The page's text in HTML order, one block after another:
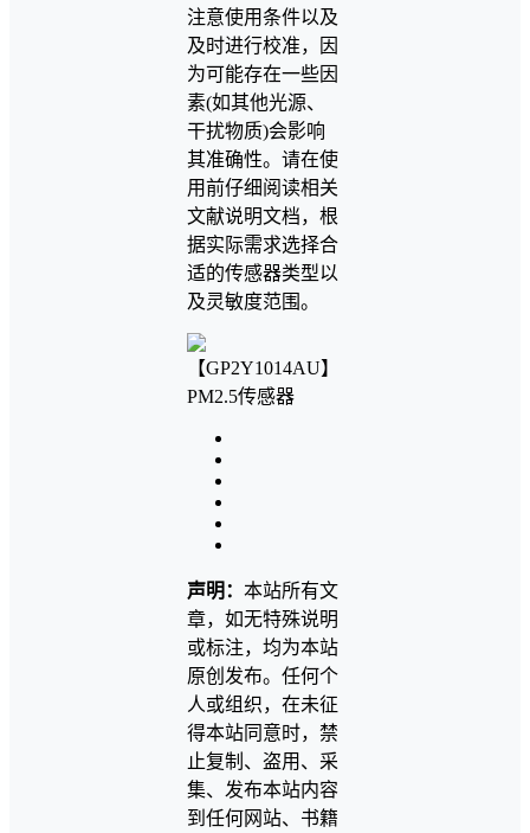
注意使用条件以及
及时进行校准，因
为可能存在一些因
素(如其他光源、
干扰物质)会影响
其准确性。请在使
用前仔细阅读相关
文献说明文档，根
据实际需求选择合
适的传感器类型以
及灵敏度范围。
声明： 本站所有文
章，如无特殊说明
或标注，均为本站
原创发布。任何个
人或组织，在未征
得本站同意时，禁
止复制、盗用、采
集、发布本站内容
到任何网站、书籍